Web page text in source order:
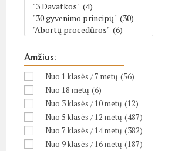
Amžius:
Nuo 1 klasės / 7 metų (56)
Nuo 18 metų (6)
Nuo 3 klasės / 10 metų (12)
Nuo 5 klasės / 12 metų (487)
Nuo 7 klasės / 14 metų (382)
Nuo 9 klasės / 16 metų (187)